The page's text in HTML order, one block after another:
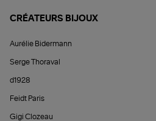
CRÉATEURS BIJOUX
Aurélie Bidermann
Serge Thoraval
d1928
Feidt Paris
Gigi Clozeau